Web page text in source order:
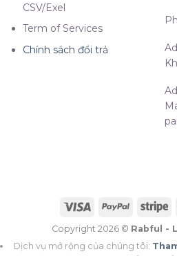
CSV/Exel
Term of Services
Chính sách đổi trả
Copyright 2026 © Rabful -
Dịch vụ mở rộng của chúng tôi: